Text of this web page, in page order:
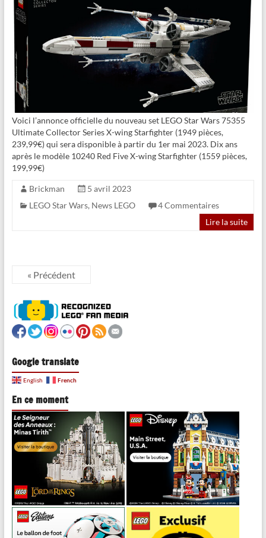
Voici l’annonce officielle du nouveau set LEGO Star Wars 75355
Ultimate Collector Series X-wing Starfighter (1949 pièces,
239,99€) qui sera disponible à partir du 1er mai 2023. Dix ans
après le modèle 10240 Red Five X-wing Starfighter (1559 pièces,
199,99€)
Brickman
5 avril 2023
LEGO Star Wars, News LEGO
4 Commentaires
Lire la suite
« Précédent
Google translate
English French
En ce moment